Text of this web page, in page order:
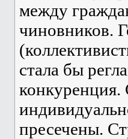
между
чиновников.
стала бы
пресечены.